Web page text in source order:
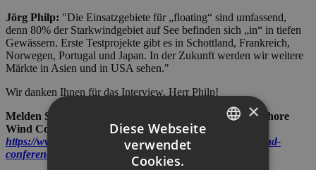
Jörg Philp: "Die Einsatzgebiete für „floating“ sind umfassend,
denn 80% der Starkwindgebiet auf See befinden sich „in“ in tiefen
Gewässern. Erste Testprojekte gibt es in Schottland, Frankreich,
Norwegen, Portugal und Japan. In der Zukunft werden wir weitere
Märkte in Asien und in USA sehen."
Wir danken Ihnen für das Interview, Herr Philp!
Melden Sie sich jetzt noch an für die 16. Hamburg Offshore
Wind Conference (HOW 2019) unter:
https://www.dnvgl.com/events/16th-hamburg-offshore-wind-
conference-127241
×
Diese Webseite
verwendet
Cookies.